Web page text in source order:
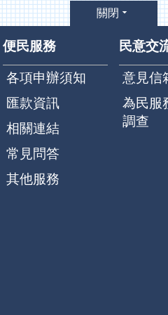
關閉
便民服務
各項申辦須知
匯款資訊
相關連結
常見問答
其他服務
民意交
意見信
為民服
調查